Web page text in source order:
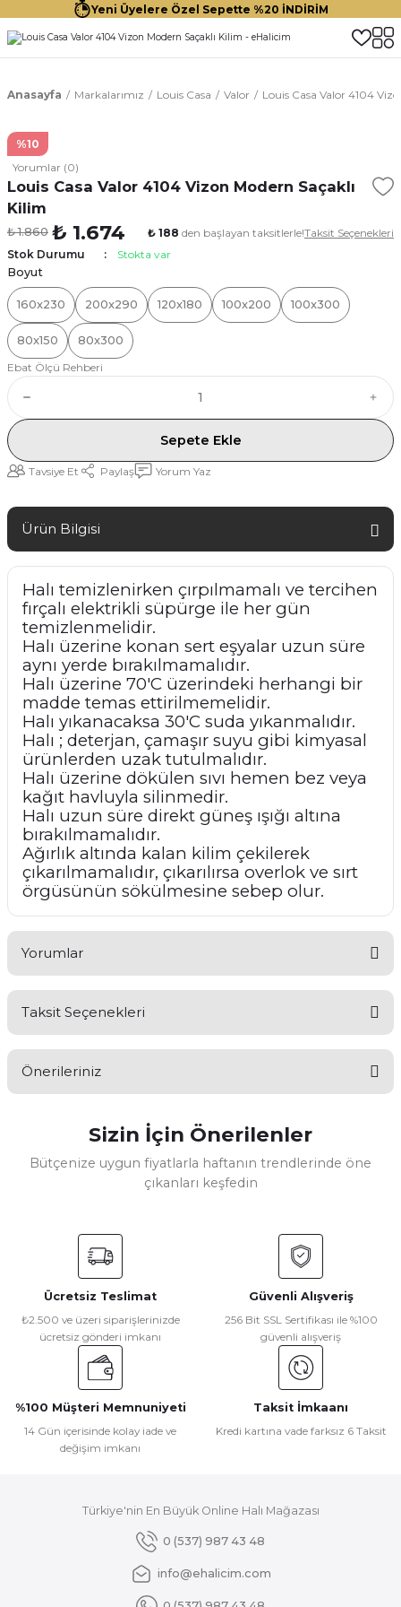
Yeni Üyelere Özel Sepette %20 İNDİRİM
Anasayfa Markalarımız Louis Casa Valor Louis Casa Valor 4104
%10
Yorumlar (0)
Louis Casa Valor 4104 Vizon Modern Saçaklı
Kilim
₺ 1.860 ₺ 1.674 ₺ 188 den başlayan taksitlerle!Taksit Seçenekleri
Stok Durumu
Stokta var
Boyut
160x230 200x290 120x180 100x200 100x300
80x150
80x300
Ebat Ölçü Rehberi
Sepete Ekle
Tavsiye Et Paylaş Yorum Yaz
Ürün Bilgisi
Halı temizlenirken çırpılmamalı ve tercihen
fırçalı elektrikli süpürge ile her gün
temizlenmelidir.
Halı üzerine konan sert eşyalar uzun süre
aynı yerde bırakılmamalıdır.
Halı üzerine 70'C üzerindeki herhangi bir
madde temas ettirilmemelidir.
Halı yıkanacaksa 30'C suda yıkanmalıdır.
Halı ; deterjan, çamaşır suyu gibi kimyasal
ürünlerden uzak tutulmalıdır.
Halı üzerine dökülen sıvı hemen bez veya
kağıt havluyla silinmedir.
Halı uzun süre direkt güneş ışığı altına
bırakılmamalıdır.
Ağırlık altında kalan kilim çekilerek
çıkarılmamalıdır, çıkarılırsa overlok ve sırt
örgüsünün sökülmesine sebep olur.
Yorumlar
Yorum Yaz
Taksit Seçenekleri
Önerileriniz
Bu ürünün fiyat bilgisi, resim, ürün açıklamalarında ve diğer
konularda yetersiz gördüğünüz noktaları öneri formunu
kullanarak tarafımıza iletebilirsiniz.
Görüş ve önerileriniz için teşekkür ederiz.
Ürün açıklamasında eksik bilgiler bulunuyor.
Ürün bilgilerinde hatalar bulunuyor.
Bu ürüne benzer farklı alternatifler olmalı.
Sizin İçin Önerilenler
Bütçenize uygun fiyatlarla haftanın trendlerinde öne
çıkanları keşfedin
Louis Casa Valor 4104 Antrasit Modern Saçaklı Kilim
₺ 1.860
₺ 1.674
Ücretsiz Teslimat
₺2.500 ve üzeri siparişlerinizde
ücretsiz gönderi imkanı
Güvenli Alışveriş
256 Bit SSL Sertifikası ile %100
güvenli alışveriş
%100 Müşteri Memnuniyeti
14 Gün içerisinde kolay iade ve
değişim imkanı
Taksit İmkaanı
Kredi kartına vade farksız 6 Taksit
Türkiye'nin En Büyük Online Halı Mağazası
0 (537) 987 43 48
info@ehalicim.com